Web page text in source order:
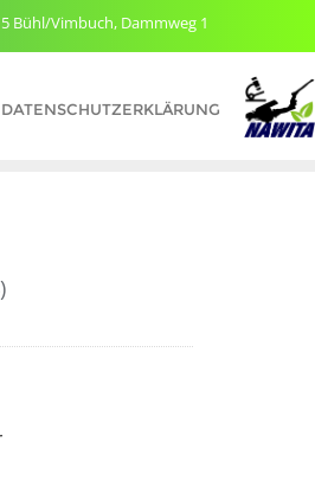
Bühl/Vimbuch, Dammweg 1
DATENSCHUTZERKLÄRUNG